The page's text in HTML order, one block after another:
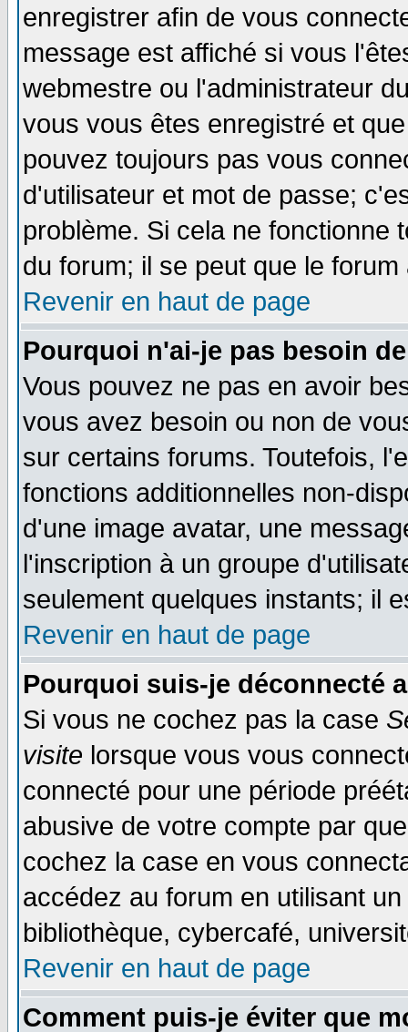
enregistrer afin de vous
message est affiché si vous
webmestre ou l'administrateur
vous vous êtes enregistré et
pouvez toujours pas vous
d'utilisateur et mot de passe;
problème. Si cela ne fonctionne
du forum; il se peut que le
Revenir en haut de page
Pourquoi n'ai-je pas besoin
Vous pouvez ne pas en avoir
vous avez besoin ou non de
sur certains forums. Toutefois,
fonctions additionnelles non-
d'une image avatar, une
l'inscription à un groupe
seulement quelques instants; il
Revenir en haut de page
Pourquoi suis-je déconnecté
Si vous ne cochez pas la case
visite lorsque vous vous
connecté pour une période
abusive de votre compte par
cochez la case en vous
accédez au forum en utilisant
bibliothèque, cybercafé,
Revenir en haut de page
Comment puis-je éviter que